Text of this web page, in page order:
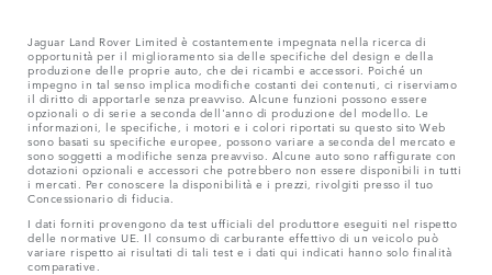
Jaguar Land Rover Limited è costantemente impegnata nella ricerca di
opportunità per il miglioramento sia delle specifiche del design e della
produzione delle proprie auto, che dei ricambi e accessori. Poiché un
impegno in tal senso implica modifiche costanti dei contenuti, ci riserviamo
il diritto di apportarle senza preavviso. Alcune funzioni possono essere
opzionali o di serie a seconda dell'anno di produzione del modello. Le
informazioni, le specifiche, i motori e i colori riportati su questo sito Web
sono basati su specifiche europee, possono variare a seconda del mercato e
sono soggetti a modifiche senza preavviso. Alcune auto sono raffigurate con
dotazioni opzionali e accessori che potrebbero non essere disponibili in tutti
i mercati. Per conoscere la disponibilità e i prezzi, rivolgiti presso il tuo
Concessionario di fiducia.
I dati forniti provengono da test ufficiali del produttore eseguiti nel rispetto
delle normative UE. Il consumo di carburante effettivo di un veicolo può
variare rispetto ai risultati di tali test e i dati qui indicati hanno solo finalità
comparative.